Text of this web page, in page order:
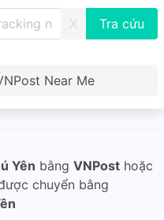
X
Near Me
Yên bằng VNPost hoặc
chuyển bằng